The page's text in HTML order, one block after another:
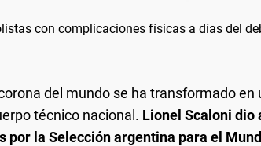
del mundo se ha transformado en
técnico nacional. Lionel Scaloni dio
por la Selección argentina para el